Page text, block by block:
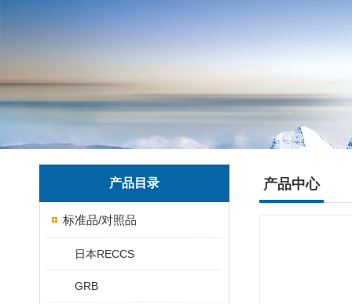
产品目录
标准品/对照品
日本RECCS
GRB
产品中心